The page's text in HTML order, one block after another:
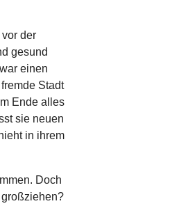
der
gesund
einen
Stadt
Ende alles
sie neuen
in ihrem
Doch